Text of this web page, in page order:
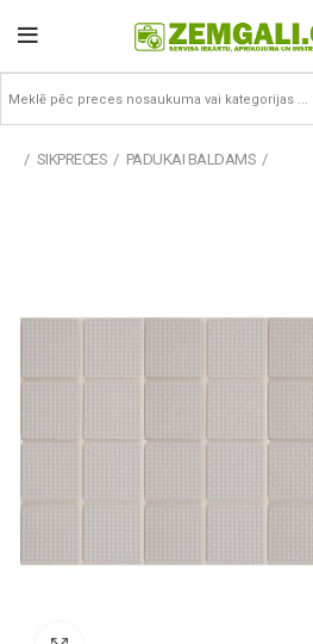
SIKPRECES PADUKAI BALDAMS